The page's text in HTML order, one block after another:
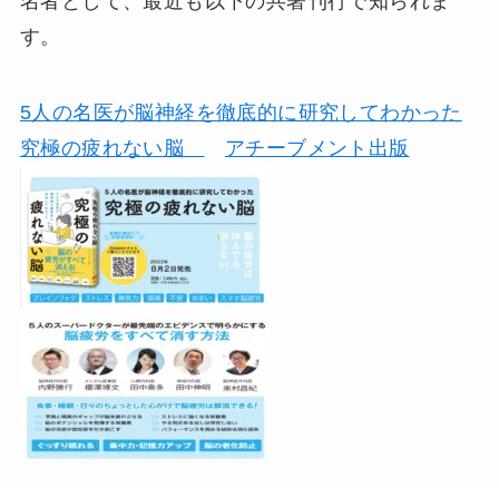
す。
5人の名医が脳神経を徹底的に研究してわかった
究極の疲れない脳
アチーブメント出版